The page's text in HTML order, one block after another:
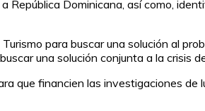
Dominicana, así como,
para buscar una solución al
una solución conjunta a la crisis
que financien las investigaciones de